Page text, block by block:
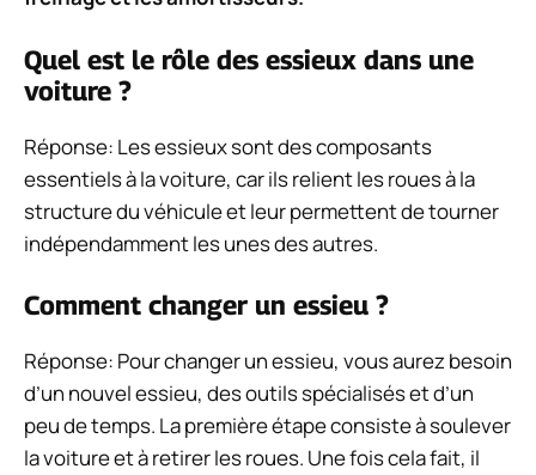
Quel est le rôle des essieux dans une
voiture ?
Réponse: Les essieux sont des composants
essentiels à la voiture, car ils relient les roues à la
structure du véhicule et leur permettent de tourner
indépendamment les unes des autres.
Comment changer un essieu ?
Réponse: Pour changer un essieu, vous aurez besoin
d’un nouvel essieu, des outils spécialisés et d’un
peu de temps. La première étape consiste à soulever
la voiture et à retirer les roues. Une fois cela fait, il